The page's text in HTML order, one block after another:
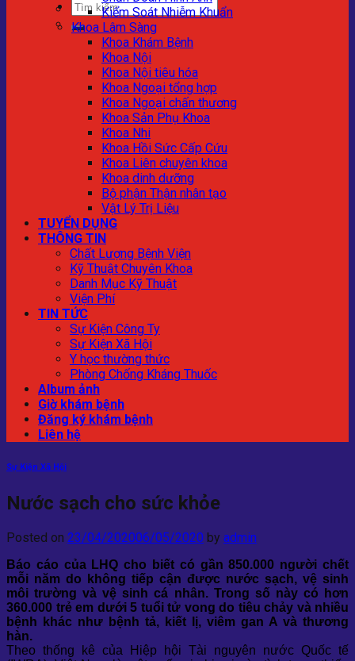
Kiểm Soát Nhiễm Khuẩn
Khoa Lâm Sàng
Khoa Khám Bệnh
Khoa Nội
Khoa Nội tiêu hóa
Khoa Ngoại tổng hợp
Khoa Ngoại chấn thương
Khoa Sản Phụ Khoa
Khoa Nhi
Khoa Hồi Sức Cấp Cứu
Khoa Liên chuyên khoa
Khoa dinh dưỡng
Bộ phận Thận nhân tạo
Vật Lý Trị Liệu
TUYỂN DỤNG
THÔNG TIN
Chất Lượng Bệnh Viện
Kỹ Thuật Chuyên Khoa
Danh Mục Kỹ Thuật
Viện Phí
TIN TỨC
Sự Kiện Công Ty
Sự Kiện Xã Hội
Y học thường thức
Phòng Chống Kháng Thuốc
Album ảnh
Giờ khám bệnh
Đăng ký khám bệnh
Liên hệ
Sự Kiện Xã Hội
Nước sạch cho sức khỏe
Posted on 23/04/202006/05/2020 by admin
Báo cáo của LHQ cho biết có gần 850.000 người chết
mỗi năm do không tiếp cận được nước sạch, vệ sinh
môi trường và vệ sinh cá nhân. Trong số này có hơn
360.000 trẻ em dưới 5 tuổi tử vong do tiêu chảy và nhiều
bệnh khác như bệnh tả, kiết lị, viêm gan A và thương
hàn.
Theo thống kê của Hiệp hội Tài nguyên nước Quốc tế